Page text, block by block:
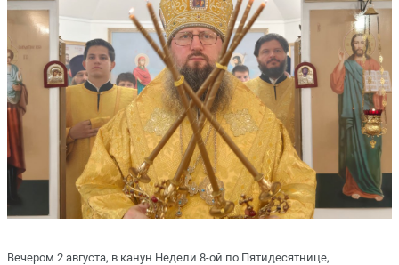
Вечером 2 августа, в канун Недели 8-ой по Пятидесятнице,